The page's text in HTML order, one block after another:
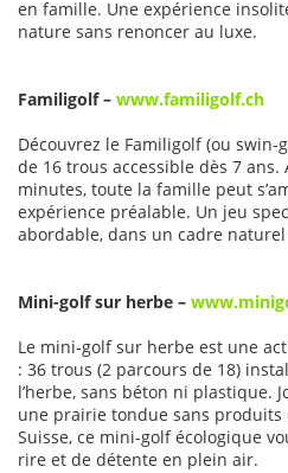
en famille. Une expérience
nature sans renoncer au luxe.
Familigolf – www.familigolf.ch
Découvrez le Familigolf (ou
de 16 trous accessible dès 7
minutes, toute la famille peut
expérience préalable. Un jeu
abordable, dans un cadre
Mini-golf sur herbe –
Le mini-golf sur herbe est une
: 36 trous (2 parcours de 18)
l’herbe, sans béton ni plastique.
une prairie tondue sans produits
Suisse, ce mini-golf écologique
rire et de détente en plein air.